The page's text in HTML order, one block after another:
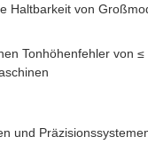
Haltbarkeit von
Tonhöhenfehler von
und